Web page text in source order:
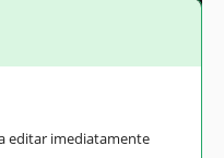
editar imediatamente